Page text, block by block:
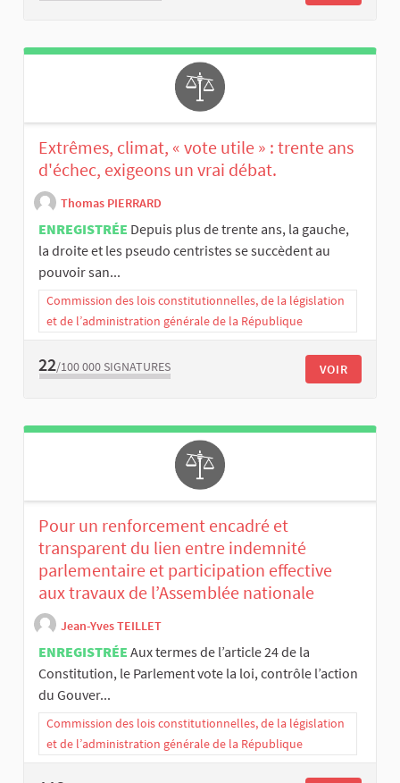
Extrêmes, climat, « vote utile » : trente ans
d'échec, exigeons un vrai débat.
Thomas PIERRARD
ENREGISTRÉE Depuis plus de trente ans, la gauche,
la droite et les pseudo centristes se succèdent au
pouvoir san...
Commission des lois constitutionnelles, de la législation
et de l’administration générale de la République
22/100 000 SIGNATURES VOIR
Pour un renforcement encadré et
transparent du lien entre indemnité
parlementaire et participation effective
aux travaux de l’Assemblée nationale
Jean-Yves TEILLET
ENREGISTRÉE Aux termes de l’article 24 de la
Constitution, le Parlement vote la loi, contrôle l’action
du Gouver...
Commission des lois constitutionnelles, de la législation
et de l’administration générale de la République